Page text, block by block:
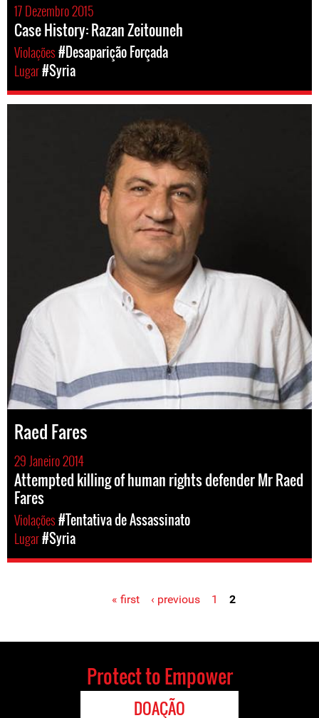
17 Dezembro 2015
Case History: Razan Zeitouneh
Violações#Desaparição Forçada
Lugar#Syria
Raed Fares
29 Janeiro 2014
Attempted killing of human rights defender Mr Raed
Fares
Violações#Tentativa de Assassinato
Lugar#Syria
« first ‹ previous 1 2
Protect to Empower
DOAÇÃO